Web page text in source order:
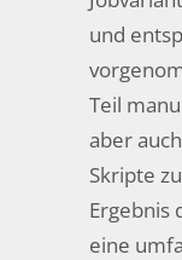
und
Teil
aber
Skripte
Ergebnis
eine